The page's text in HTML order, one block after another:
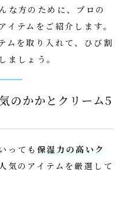
な方のために、プロの
テムをご紹介します。
ムを取り入れて、ひび割
ましょう。
のかかとクリーム5
っても 保湿力の高いク
気のアイテムを厳選して